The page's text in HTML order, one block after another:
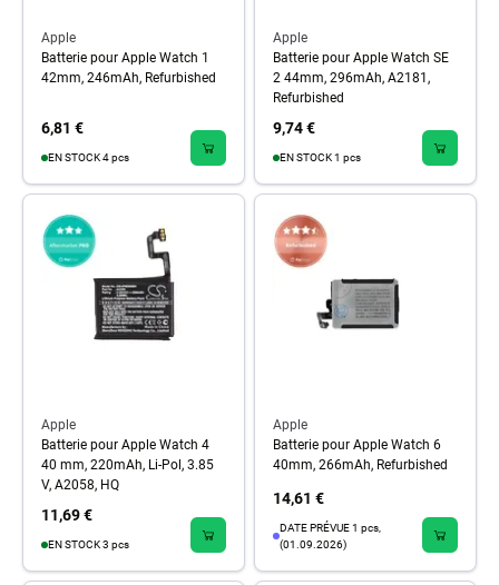
Apple
Batterie pour Apple Watch 1
42mm, 246mAh, Refurbished
6,81 €
EN STOCK 4 pcs
Apple
Batterie pour Apple Watch SE
2 44mm, 296mAh, A2181,
Refurbished
9,74 €
EN STOCK 1 pcs
Apple
Batterie pour Apple Watch 4
40 mm, 220mAh, Li-Pol, 3.85
V, A2058, HQ
11,69 €
EN STOCK 3 pcs
Apple
Batterie pour Apple Watch 6
40mm, 266mAh, Refurbished
14,61 €
DATE PRÉVUE 1 pcs,
(01.09.2026)